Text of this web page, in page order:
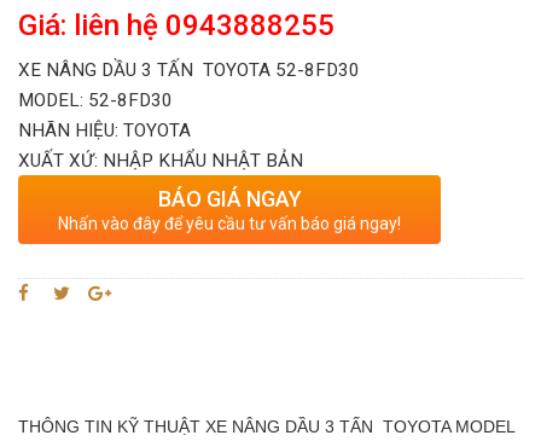
Giá: liên hệ 0943888255
XE NÂNG DẦU 3 TẤN TOYOTA 52-8FD30
MODEL: 52-8FD30
NHÃN HIỆU: TOYOTA
XUẤT XỨ: NHẬP KHẨU NHẬT BẢN
BÁO GIÁ NGAY
Nhấn vào đây để yêu cầu tư vấn báo giá ngay!
THÔNG TIN KỸ THUẬT XE NÂNG DẦU 3 TẤN TOYOTA MODEL